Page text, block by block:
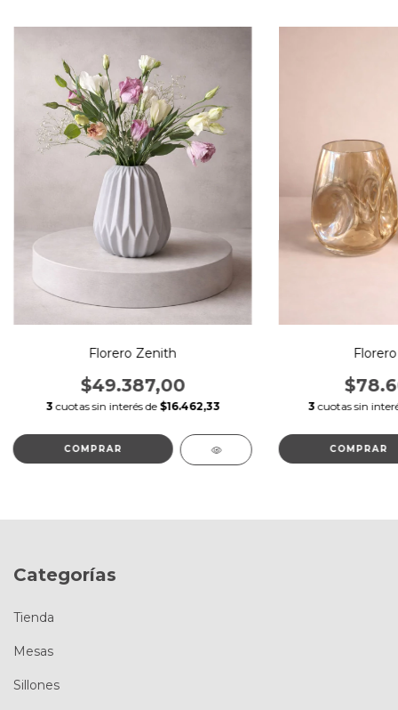
Florero Zenith
$49.387,00
3 cuotas sin interés de $16.462,33
COMPRAR
3 cuotas sin
COMPRAR
Categorías
Tienda
Mesas
Sillones